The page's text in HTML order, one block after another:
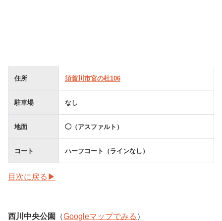
住所 須賀川市宮の杜106
駐車場 なし
地面 ◯（アスファルト）
コート ハーフコート（ラインなし）
目次に戻る▶
西川中央公園 （Googleマップでみる ）